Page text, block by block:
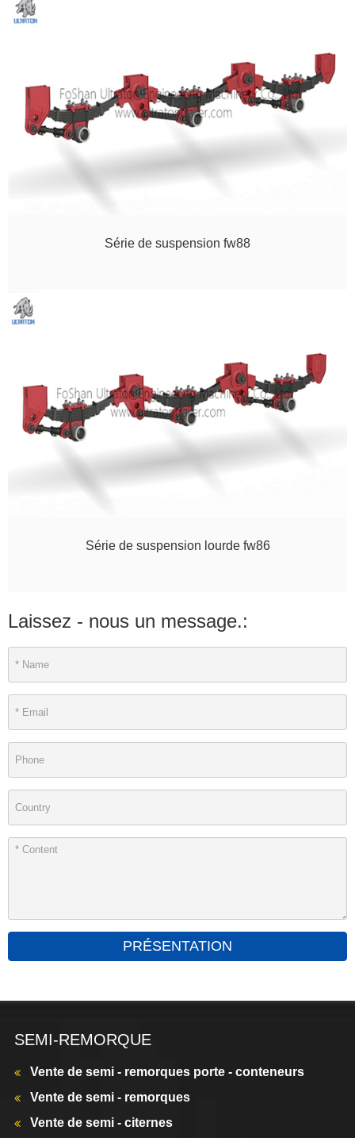
Série de suspension fw88
Série de suspension lourde fw86
Laissez - nous un message.:
PRÉSENTATION
SEMI-REMORQUE
Vente de semi - remorques porte - conteneurs
Vente de semi - remorques
Vente de semi - citernes